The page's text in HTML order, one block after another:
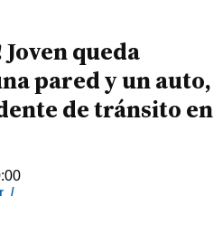
queda
pared y un auto,
de tránsito en
/